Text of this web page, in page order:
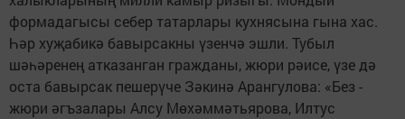
формадагысы себер татарлары кухнясына гына хас.
Һәр хуҗабикә бавырсакны үзенчә эшли. Тубыл
шәһәренең атказанган гражданы, жюри рәисе, үзе дә
оста бавырсак пешерүче Зәкинә Арангулова: «Без -
жюри әгъзалары Алсу Мөхәммәтьярова, Илтус